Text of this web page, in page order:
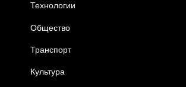
Технологии
Общество
Транспорт
Культура